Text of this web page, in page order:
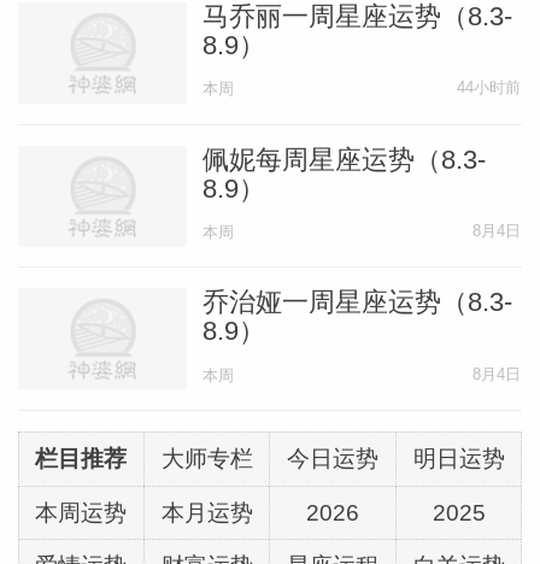
星译社ATS
占星资料翻译组织
马乔丽一周星座运势（8.3-
8.9）
本周 44小时前
佩妮每周星座运势（8.3-
8.9）
本周 8月4日
乔治娅一周星座运势（8.3-
8.9）
本周 8月4日
栏目推荐 大师专栏 今日运势 明日运势
本周运势 本月运势 2026 2025